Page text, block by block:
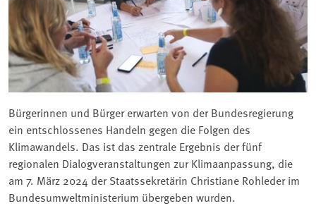
Bürgerinnen und Bürger erwarten von der Bundesregierung
ein entschlossenes Handeln gegen die Folgen des
Klimawandels. Das ist das zentrale Ergebnis der fünf
regionalen Dialogveranstaltungen zur Klimaanpassung, die
am 7. März 2024 der Staatssekretärin Christiane Rohleder im
Bundesumweltministerium übergeben wurden.